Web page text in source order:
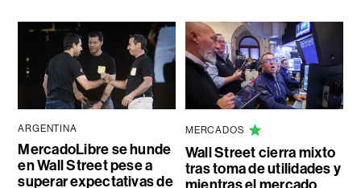
ARGENTINA
MercadoLibre se hunde
en Wall Street pese a
superar expectativas de
MERCADOS
Wall Street cierra mixto
tras toma de utilidades y